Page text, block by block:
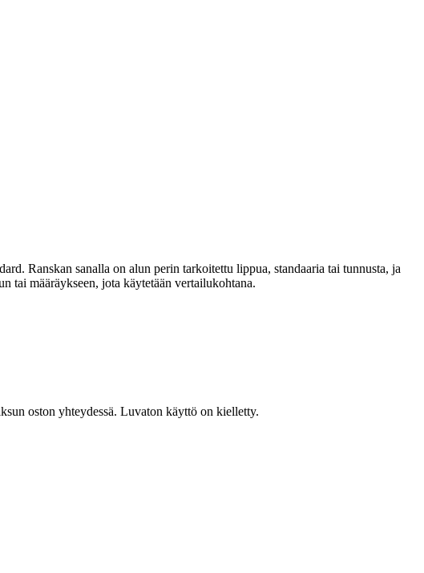
Ranskan sanalla on alun perin tarkoitettu lippua, standaaria tai tunnusta, ja
tai määräykseen, jota käytetään vertailukohtana.
oston yhteydessä. Luvaton käyttö on kielletty.